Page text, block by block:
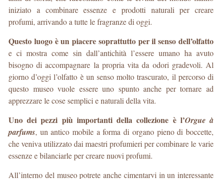
iniziato a combinare essenze e prodotti naturali per creare
profumi, arrivando a tutte le fragranze di oggi.
Questo luogo è un piacere soprattutto per il senso dell’olfatto
e ci mostra come sin dall’antichità l’essere umano ha avuto
bisogno di accompagnare la propria vita da odori gradevoli. Al
giorno d’oggi l’olfatto è un senso molto trascurato, il percorso di
questo museo vuole essere uno spunto anche per tornare ad
apprezzare le cose semplici e naturali della vita.
Uno dei pezzi più importanti della collezione è l’Orgue à
parfums, un antico mobile a forma di organo pieno di boccette,
che veniva utilizzato dai maestri profumieri per combinare le varie
essenze e bilanciarle per creare nuovi profumi.
All’interno del museo potrete anche cimentarvi in un interessante